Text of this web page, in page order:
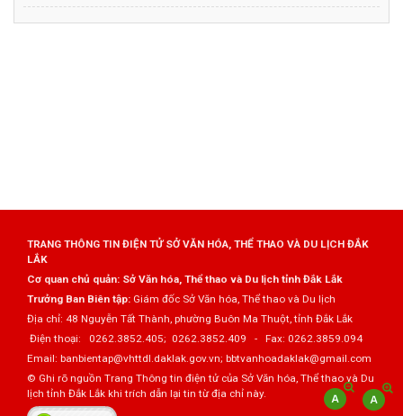
TRANG THÔNG TIN ĐIỆN TỬ SỞ VĂN HÓA, THỂ THAO VÀ DU LỊCH ĐẮK
LẮK
Cơ quan chủ quản: Sở Văn hóa, Thể thao và Du lịch tỉnh Đắk Lắk
Trưởng Ban Biên tập: Giám đốc Sở Văn hóa, Thể thao và Du lịch
Địa chỉ: 48 Nguyễn Tất Thành, phường Buôn Ma Thuột, tỉnh Đắk Lắk
Điện thoại: 0262.3852.405; 0262.3852.409 - Fax: 0262.3859.094
Email: banbientap@vhttdl.daklak.gov.vn; bbtvanhoadaklak@gmail.com
© Ghi rõ nguồn Trang Thông tin điện tử của Sở Văn hóa, Thể thao và Du
lịch tỉnh Đắk Lắk khi trích dẫn lại tin từ địa chỉ này.